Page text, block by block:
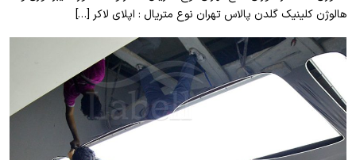
هالوژن کلینیک گلدن پالاس تهران نوع متریال : اپلای لاکر […]